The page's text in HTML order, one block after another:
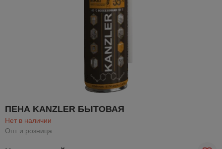
ПЕНА KANZLER БЫТОВАЯ
Нет в наличии
Опт и розница